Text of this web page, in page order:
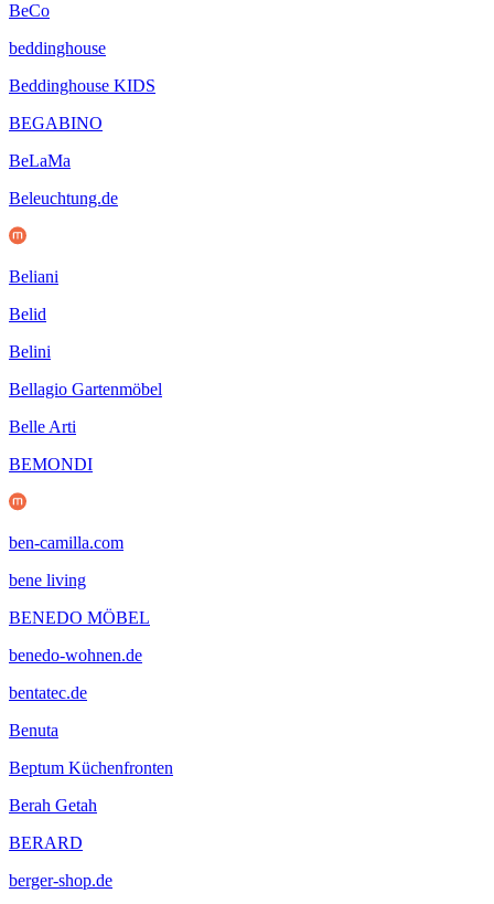
BeCo
beddinghouse
Beddinghouse KIDS
BEGABINO
BeLaMa
Beleuchtung.de
Beliani
Belid
Belini
Bellagio Gartenmöbel
Belle Arti
BEMONDI
ben-camilla.com
bene living
BENEDO MÖBEL
benedo-wohnen.de
bentatec.de
Benuta
Beptum Küchenfronten
Berah Getah
BERARD
berger-shop.de